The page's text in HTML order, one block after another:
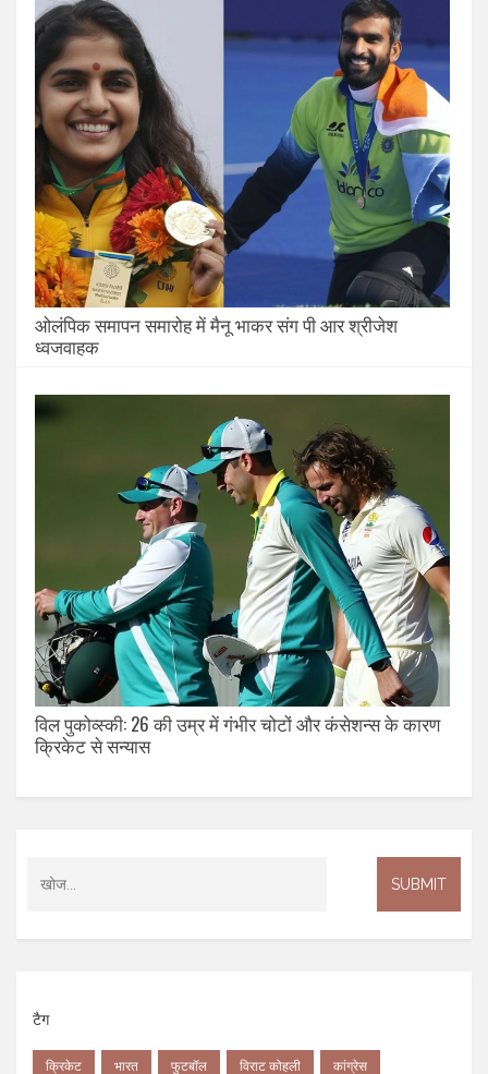
ओलंपिक समापन समारोह में मैनू भाकर संग पी आर श्रीजेश
ध्वजवाहक
विल पुकोव्स्की: 26 की उम्र में गंभीर चोटों और कंसेशन्स के कारण
क्रिकेट से सन्यास
टैग
क्रिकेट भारत फुटबॉल विराट कोहली कांग्रेस